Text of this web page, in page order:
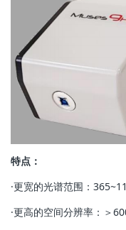
特点：
·更宽的光谱范围：
·更高的空间分辨率：＞